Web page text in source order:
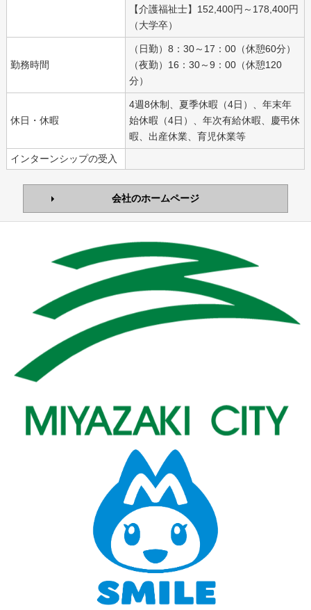
【介護福祉士】152,400円～178,400円
（大学卒）
勤務時間
（日勤）8：30～17：00（休憩60分）
（夜勤）16：30～9：00（休憩120
分）
休日・休暇
4週8休制、夏季休暇（4日）、年末年
始休暇（4日）、年次有給休暇、慶弔休
暇、出産休業、育児休業等
インターンシップの受入
会社のホームページ